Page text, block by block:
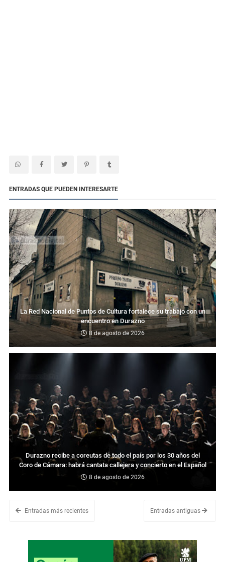
ENTRADAS QUE PUEDEN INTERESARTE
La Red Nacional de Puntos de Cultura fortalece su trabajo con un
encuentro en Durazno
8 de agosto de 2026
Durazno recibe a coreutas de todo el país por los 30 años del
Coro de Cámara: habrá cantata callejera y concierto en el Español
8 de agosto de 2026
Entradas más recientes Entradas antiguas